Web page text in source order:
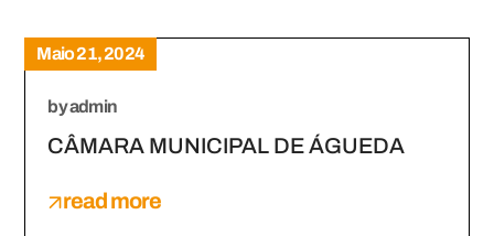
Maio 21, 2024
byadmin
CÂMARA MUNICIPAL DE ÁGUEDA
read more